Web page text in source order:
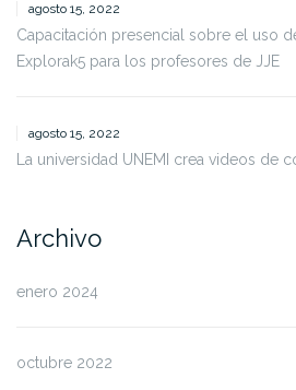
agosto 15, 2022
Capacitación presencial sobre el uso
Explorak5 para los profesores de JJE
agosto 15, 2022
La universidad UNEMI crea videos de
Archivo
enero 2024
octubre 2022